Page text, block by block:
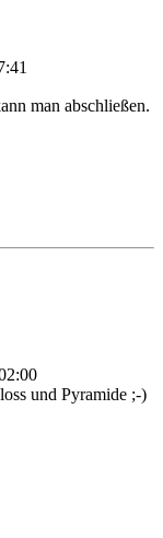
man abschließen.
und Pyramide ;-)